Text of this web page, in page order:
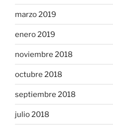
marzo 2019
enero 2019
noviembre 2018
octubre 2018
septiembre 2018
julio 2018